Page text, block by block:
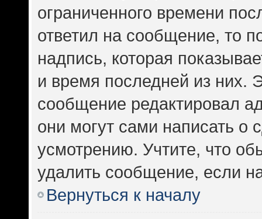
ограниченного времени
ответил на сообщение, то
надпись, которая
и время последней из них.
сообщение редактировал
они могут сами написать о
усмотрению. Учтите, что
удалить сообщение, если
Вернуться к началу